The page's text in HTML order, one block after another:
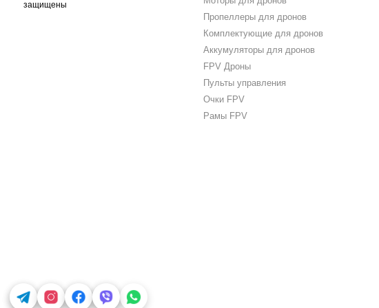
защищены
Пропеллеры для дронов
Комплектующие для дронов
Аккумуляторы для дронов
FPV Дроны
Пульты управления
Очки FPV
Рамы FPV